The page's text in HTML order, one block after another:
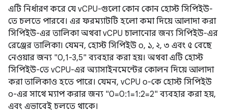
এটি নির্ধারণ করে যে vCPU-গুলো কোন কোন হোস্ট সিপিইউ-
তে চলতে পারবে। এর ফরম্যাটটি হলো কমা দিয়ে আলাদা করা
সিপিইউ-এর তালিকা অথবা vCPU চালানোর জন্য সিপিইউ-এর
রেঞ্জের তালিকা। যেমন, হোস্ট সিপিইউ ০, ১, ২, ৩ এবং ৫ বেছে
নেওয়ার জন্য "0,1-3,5" ব্যবহার করা হয়। অথবা এটি হোস্ট
সিপিইউ-তে vCPU-এর অ্যাসাইনমেন্টের কোলন দিয়ে আলাদা
করা তালিকাও হতে পারে। যেমন, vCPU ০-কে হোস্ট সিপিইউ
০-এর সাথে ম্যাপ করার জন্য "0=0:1=1:2=2" ব্যবহার করা হয়,
এবং এভাবেই চলতে থাকে।